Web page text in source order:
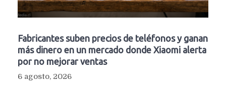
Fabricantes suben precios de teléfonos y ganan
más dinero en un mercado donde Xiaomi alerta
por no mejorar ventas
6 agosto, 2026